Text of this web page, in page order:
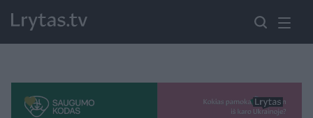
Paremkite Ukrainą